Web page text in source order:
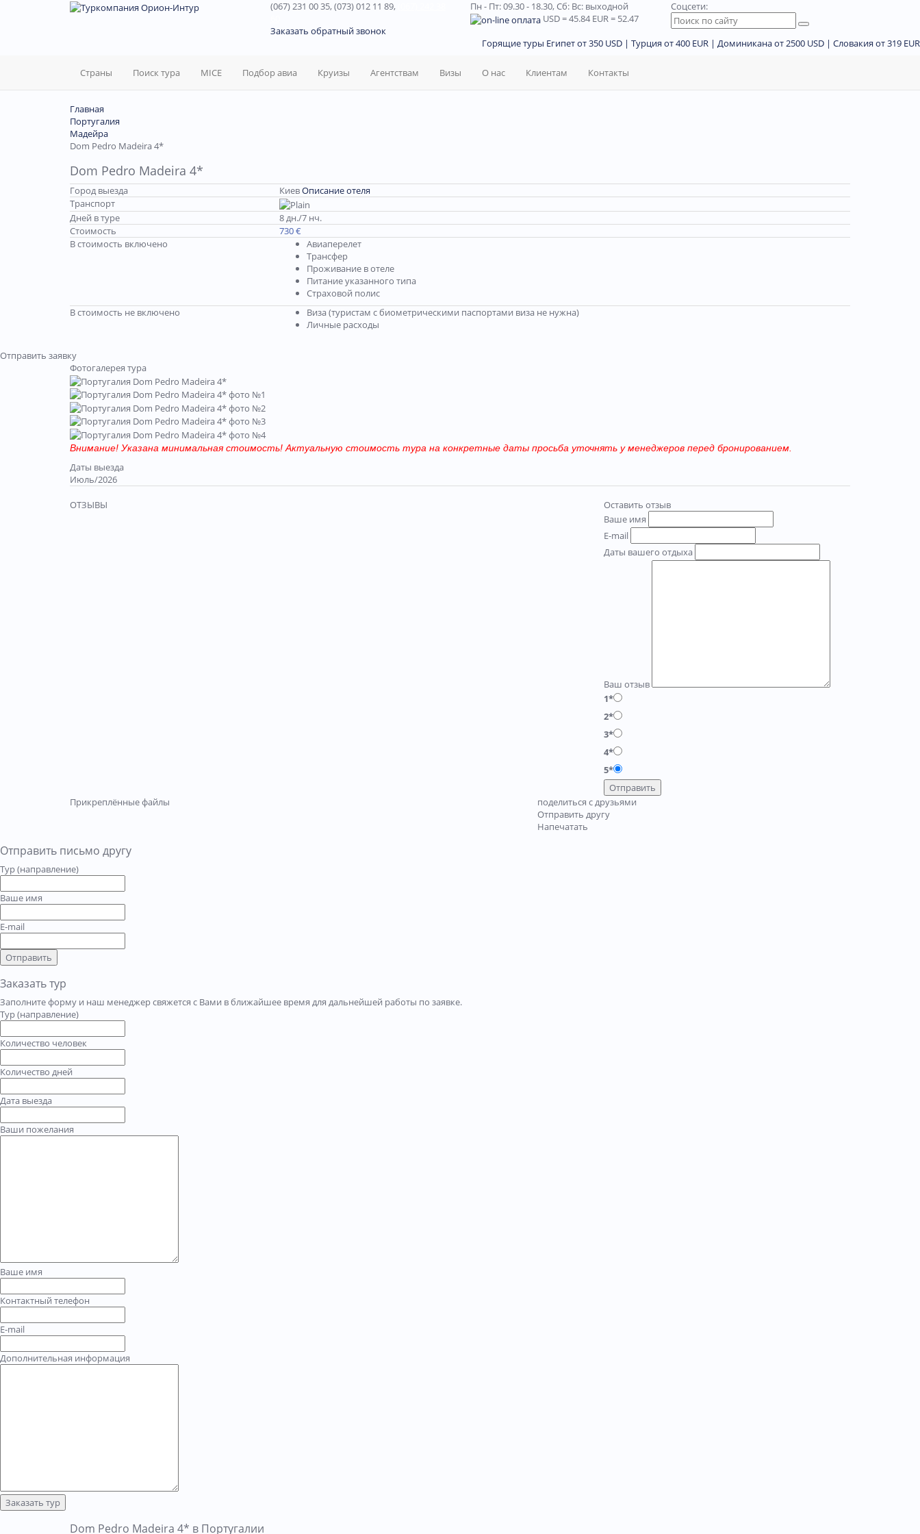
(067) 231 00 35, (073) 012 11 89,
Заказать обратный звонок
Пн - Пт: 09.30 - 18.30,Сб: Вс: выходной
USD= 45.84EUR= 52.47
Соцсети:
Горящие туры Египет от 350 USD | Турция от 400 EUR | Доминикана от 2500 USD | Словакия от 319 EUR
Страны Поиск тура MICE Подбор авиа Круизы Агентствам Визы О нас Клиентам Контакты
Главная
Португалия
Мадейра
Dom Pedro Madeira 4*
Dom Pedro Madeira 4*
Город выезда КиевОписание отеля
Транспорт
Дней в туре
8 дн./7 нч.
Стоимость
730 €
В стоимость включено
Авиаперелет
Трансфер
Проживание в отеле
Питание указанного типа
Страховой полис
В стоимость не включено
Виза (туристам с биометрическими паспортами виза не нужна)
Личные расходы
Отправить заявку
Фотогалерея тура
Внимание! Указана минимальная стоимость! Актуальную стоимость тура на конкретные даты просьба уточнять у менеджеров перед бронированием.
Даты выезда
Июль/2026
ОТЗЫВЫ
Оставить отзыв
Ваше имя
E-mail
Даты вашего отдыха
Ваш отзыв
1*
2*
3*
4*
5*
Отправить
Прикреплённые файлы
поделиться с друзьями
Отправить другу
Напечатать
Отправить письмо другу
Тур (направление)
Ваше имя
E-mail
Отправить
Заказать тур
Заполните форму и наш менеджер свяжется с Вами в ближайшее время для дальнейшей работы по заявке.
Тур (направление)
Количество человек
Количество дней
Дата выезда
Ваши пожелания
Ваше имя
Контактный телефон
E-mail
Дополнительная информация
Заказать тур
Dom Pedro Madeira 4* в Португалии